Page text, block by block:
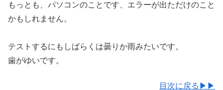
もっとも、パソコンのことです、エラーが出ただけのこと
かもしれません。
テストするにもしばらくは曇りか雨みたいです。
歯がゆいです。
目次に戻る▶▶